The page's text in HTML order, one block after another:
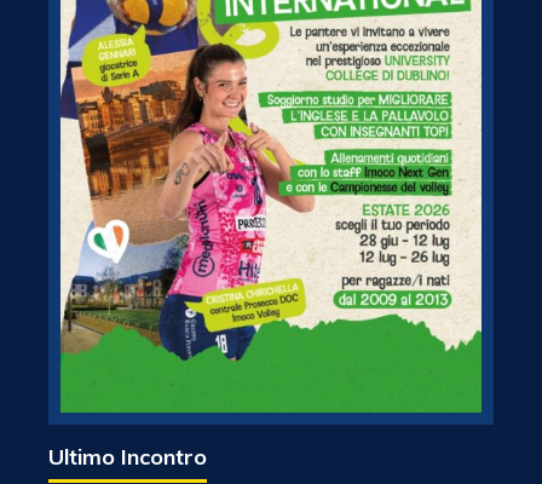
Ultimo Incontro